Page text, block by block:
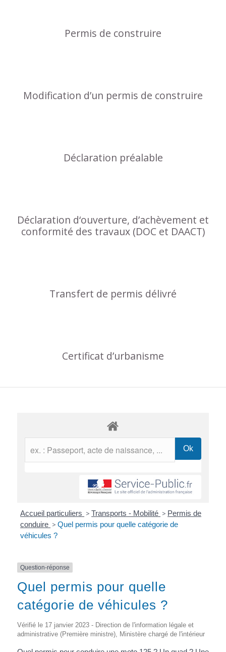
Permis de construire
Modification d’un permis de construire
Déclaration préalable
Déclaration d‘ouverture, d’achèvement et
conformité des travaux (DOC et DAACT)
Transfert de permis délivré
Certificat d’urbanisme
Accueil particuliers > Transports - Mobilité > Permis de
conduire > Quel permis pour quelle catégorie de
véhicules ?
Question-réponse
Quel permis pour quelle
catégorie de véhicules ?
Vérifié le 17 janvier 2023 - Direction de l'information légale et
administrative (Première ministre), Ministère chargé de l'intérieur